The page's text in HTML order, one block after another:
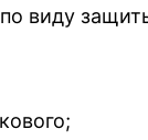
по виду